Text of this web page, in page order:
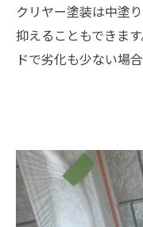
クリヤー塗装は中塗
抑えることもできま
ドで劣化も少ない場